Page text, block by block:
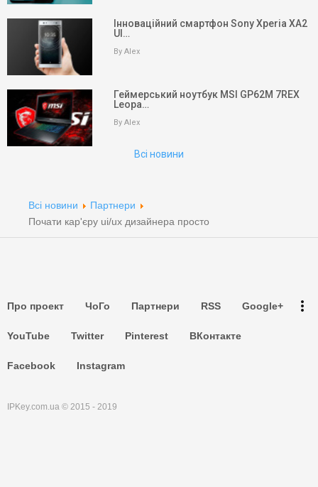
Інноваційний смартфон Sony Xperia XA2
Ul…
By Alex
Геймерський ноутбук MSI GP62M 7REX
Leopa…
By Alex
Всі новини
Всі новини
Партнери
Почати кар'єру ui/ux дизайнера просто
Про проект ЧоГо Партнери RSS Google+
YouTube Twitter Pinterest ВКонтакте
Facebook Instagram
more_vert
На головну
Партнери
Партнери
IPKey.com.ua © 2015 - 2019